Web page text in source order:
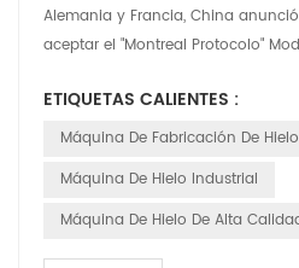
Alemania y Francia, China
aceptar el "Montreal Protocolo"
ETIQUETAS CALIENTES :
Máquina De Fabricación De Hielo
Máquina De Hielo Industrial
Máquina De Hielo De Alta